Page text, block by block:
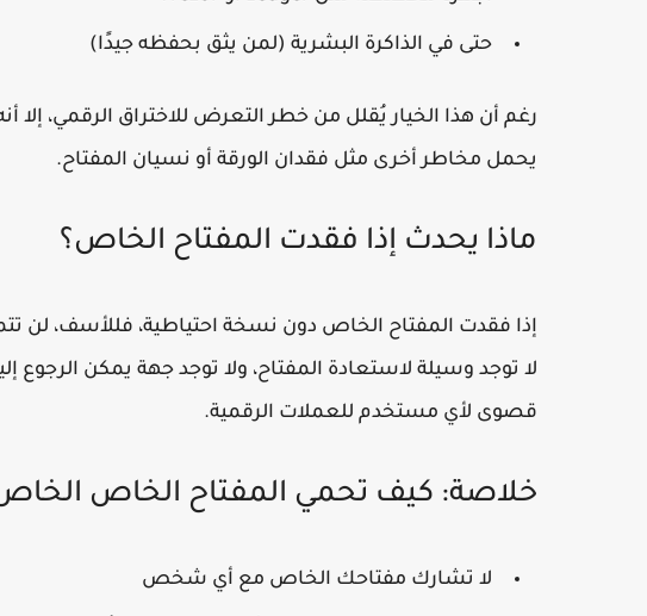
حتى في الذاكرة البشرية (لمن يثق بحفظه جيدًا)
رغم أن هذا الخيار يُقلل من خطر التعرض للاختراق الرقمي، إلا
يحمل مخاطر أخرى مثل فقدان الورقة أو نسيان المفتاح.
ماذا يحدث إذا فقدت المفتاح الخاص؟
إذا فقدت المفتاح الخاص دون نسخة احتياطية، فللأسف، لن
لا توجد وسيلة لاستعادة المفتاح، ولا توجد جهة يمكن الرجوع
قصوى لأي مستخدم للعملات الرقمية.
خلاصة: كيف تحمي المفتاح الخاص
لا تشارك مفتاحك الخاص مع أي شخص